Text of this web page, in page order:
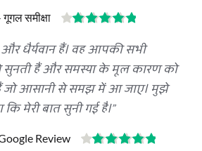
गूगल समीक्षा
धैर्यवान हैं। वह आपकी सभी
सुनती हैं और समस्या के मूल कारण को
जो आसानी से समझ में आ जाए। मुझे
मेरी बात सुनी गई है।"
Review